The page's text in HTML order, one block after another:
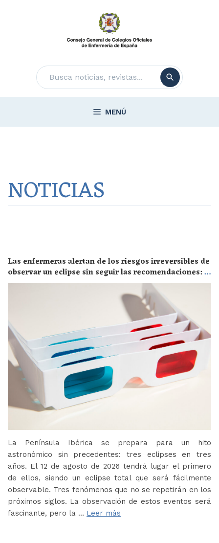
Buscar
MENÚ
NOTICIAS
Las enfermeras alertan de los riesgos irreversibles de
observar un eclipse sin seguir las recomendaciones: la
retinopatía solar es el mayor de los peligros
La Península Ibérica se prepara para un hito
astronómico sin precedentes: tres eclipses en tres
años. El 12 de agosto de 2026 tendrá lugar el primero
de ellos, siendo un eclipse total que será fácilmente
observable. Tres fenómenos que no se repetirán en los
próximos siglos. La observación de estos eventos será
fascinante, pero la … Leer más